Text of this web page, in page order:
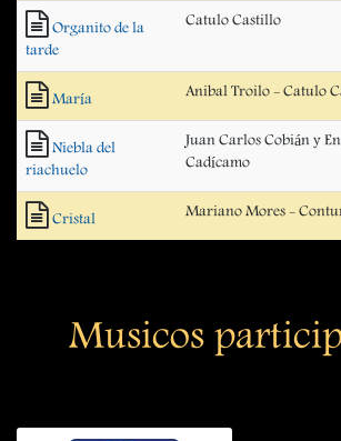
Organito de la
tarde
Catulo Castillo
María Anibal Troilo - Catulo
Niebla del
riachuelo
Juan Carlos Cobián y
Cadícamo
Cristal Mariano Mores -
Musicos